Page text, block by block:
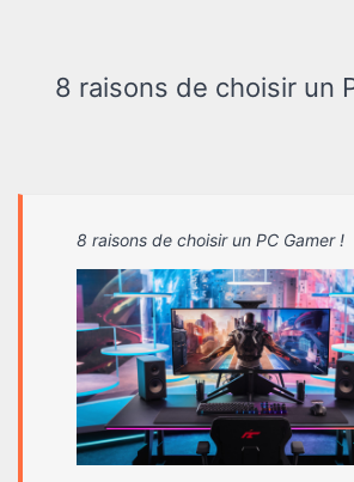
8 raisons de choisir un
8 raisons de choisir un PC Gamer !